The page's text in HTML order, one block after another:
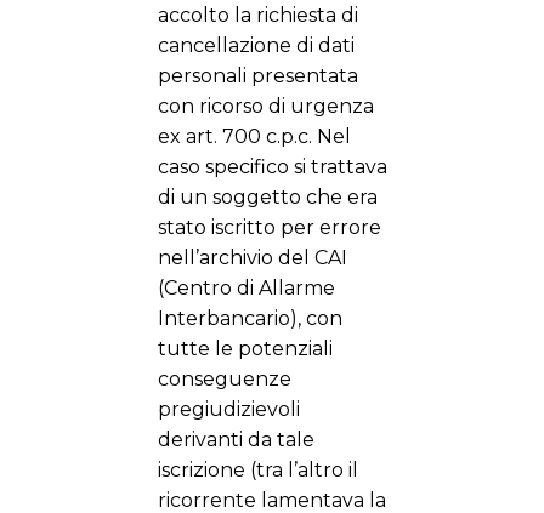
accolto la richiesta di
cancellazione di dati
personali presentata
con ricorso di urgenza
ex art. 700 c.p.c. Nel
caso specifico si trattava
di un soggetto che era
stato iscritto per errore
nell’archivio del CAI
(Centro di Allarme
Interbancario), con
tutte le potenziali
conseguenze
pregiudizievoli
derivanti da tale
iscrizione (tra l’altro il
ricorrente lamentava la